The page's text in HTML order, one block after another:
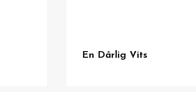
En Dårlig Vits